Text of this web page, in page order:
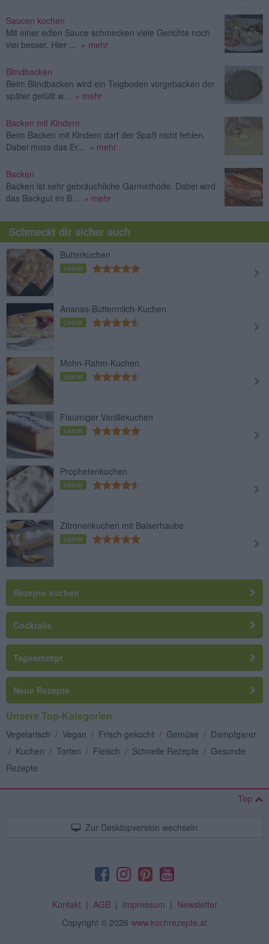
Saucen kochen
Mit einer edlen Sauce schmecken viele Gerichte noch
viel besser. Hier ...
» mehr
Blindbacken
Beim Blindbacken wird ein Teigboden vorgebacken der
später gefüllt w...
» mehr
Backen mit Kindern
Beim Backen mit Kindern darf der Spaß nicht fehlen.
Dabei muss das Er...
» mehr
Backen
Backen ist sehr gebräuchliche Garmethode. Dabei wird
das Backgut im B...
» mehr
Schmeckt dir sicher auch
Butterkuchen
Leicht
Ananas-Buttermilch-Kuchen
Leicht
Mohn-Rahm-Kuchen
Leicht
Flaumiger Vanillekuchen
Leicht
Prophetenkuchen
Leicht
Zitronenkuchen mit Baiserhaube
Leicht
Rezepte suchen
Cocktails
Tagesrezept
Neue Rezepte
Unsere Top-Kategorien
Vegetarisch / Vegan / Frisch gekocht / Gemüse / Dampfgarer
/ Kuchen / Torten / Fleisch / Schnelle Rezepte / Gesunde
Rezepte
Top
Zur Desktopversion wechseln
Kontakt| AGB| Impressum | Newsletter
Copyright © 2026 www.kochrezepte.at